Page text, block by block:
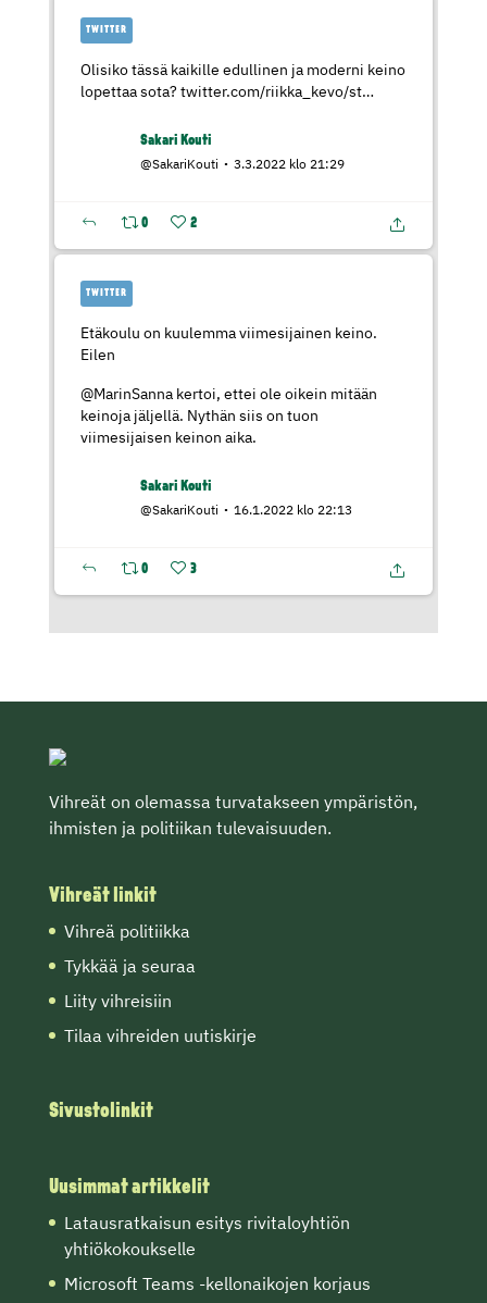
Olisiko tässä kaikille edullinen ja moderni keino
lopettaa sota?twitter.com/riikka_kevo/st…
Sakari Kouti
@SakariKouti
3.3.2022 klo 21:29
TWITTER
0 2
Etäkoulu on kuulemma viimesijainen keino.
Eilen
@MarinSanna kertoi, ettei ole oikein mitään
keinoja jäljellä. Nythän siis on tuon
viimesijaisen keinon aika.
Sakari Kouti
@SakariKouti
16.1.2022 klo 22:13
TWITTER
0 3
Vihreät on olemassa turvatakseen ympäristön,
ihmisten ja politiikan tulevaisuuden.
Vihreät linkit
Vihreä politiikka
Tykkää ja seuraa
Liity vihreisiin
Tilaa vihreiden uutiskirje
Sivustolinkit
Uusimmat artikkelit
Latausratkaisun esitys rivitaloyhtiön
yhtiökokoukselle
Microsoft Teams -kellonaikojen korjaus